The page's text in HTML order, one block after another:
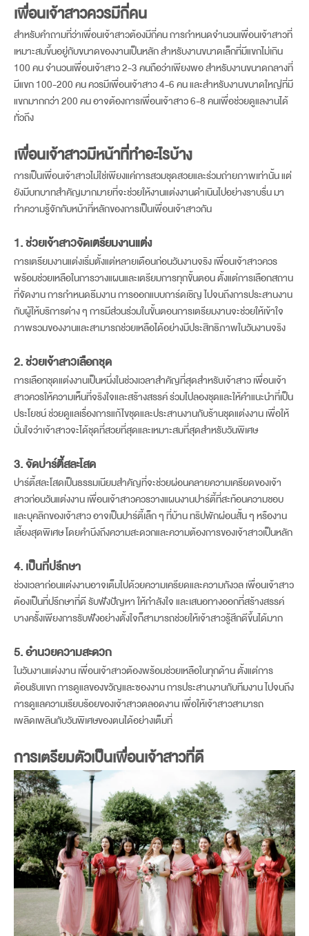
เพื่อนเจ้าสาวควรมีกี่คน
สำหรับคำถามที่ว่าเพื่อนเจ้าสาวต้องมีกี่คน การกำหนดจำนวนเพื่อนเจ้าสาวที่
เหมาะสมขึ้นอยู่กับขนาดของงานเป็นหลัก สำหรับงานขนาดเล็กที่มีแขกไม่เกิน
100 คน จำนวนเพื่อนเจ้าสาว 2-3 คนถือว่าเพียงพอ สำหรับงานขนาดกลางที่
มีแขก 100-200 คน ควรมีเพื่อนเจ้าสาว 4-6 คน และสำหรับงานขนาดใหญ่ที่มี
แขกมากกว่า 200 คน อาจต้องการเพื่อนเจ้าสาว 6-8 คนเพื่อช่วยดูแลงานได้
ทั่วถึง
เพื่อนเจ้าสาวมีหน้าที่ทำอะไรบ้าง
การเป็นเพื่อนเจ้าสาวไม่ใช่เพียงแค่การสวมชุดสวยและร่วมถ่ายภาพเท่านั้น แต่
ยังมีบทบาทสำคัญมากมายที่จะช่วยให้งานแต่งงานดำเนินไปอย่างราบรื่น มา
ทำความรู้จักกับหน้าที่หลักของการเป็นเพื่อนเจ้าสาวกัน
1. ช่วยเจ้าสาวจัดเตรียมงานแต่ง
การเตรียมงานแต่งเริ่มตั้งแต่หลายเดือนก่อนวันงานจริง เพื่อนเจ้าสาวควร
พร้อมช่วยเหลือในการวางแผนและเตรียมการทุกขั้นตอน ตั้งแต่การเลือกสถาน
ที่จัดงาน การกำหนดธีมงาน การออกแบบการ์ดเชิญ ไปจนถึงการประสานงาน
กับผู้ให้บริการต่าง ๆ การมีส่วนร่วมในขั้นตอนการเตรียมงานจะช่วยให้เข้าใจ
ภาพรวมของงานและสามารถช่วยเหลือได้อย่างมีประสิทธิภาพในวันงานจริง
2. ช่วยเจ้าสาวเลือกชุด
การเลือกชุดแต่งงานเป็นหนึ่งในช่วงเวลาสำคัญที่สุดสำหรับเจ้าสาว เพื่อนเจ้า
สาวควรให้ความเห็นที่จริงใจและสร้างสรรค์ ร่วมไปลองชุดและให้คำแนะนำที่เป็น
ประโยชน์ ช่วยดูแลเรื่องการแก้ไขชุดและประสานงานกับร้านชุดแต่งงาน เพื่อให้
มั่นใจว่าเจ้าสาวจะได้ชุดที่สวยที่สุดและเหมาะสมที่สุดสำหรับวันพิเศษ
3. จัดปาร์ตี้สละโสด
ปาร์ตี้สละโสดเป็นธรรมเนียมสำคัญที่จะช่วยผ่อนคลายความเครียดของเจ้า
สาวก่อนวันแต่งงาน เพื่อนเจ้าสาวควรวางแผนงานปาร์ตี้ที่สะท้อนความชอบ
และบุคลิกของเจ้าสาว อาจเป็นปาร์ตี้เล็ก ๆ ที่บ้าน ทริปพักผ่อนสั้น ๆ หรืองาน
เลี้ยงสุดพิเศษ โดยคำนึงถึงความสะดวกและความต้องการของเจ้าสาวเป็นหลัก
4. เป็นที่ปรึกษา
ช่วงเวลาก่อนแต่งงานอาจเต็มไปด้วยความเครียดและความกังวล เพื่อนเจ้าสาว
ต้องเป็นที่ปรึกษาที่ดี รับฟังปัญหา ให้กำลังใจ และเสนอทางออกที่สร้างสรรค์
บางครั้งเพียงการรับฟังอย่างตั้งใจก็สามารถช่วยให้เจ้าสาวรู้สึกดีขึ้นได้มาก
5. อำนวยความสะดวก
ในวันงานแต่งงาน เพื่อนเจ้าสาวต้องพร้อมช่วยเหลือในทุกด้าน ตั้งแต่การ
ต้อนรับแขก การดูแลของขวัญและซองงาน การประสานงานกับทีมงาน ไปจนถึง
การดูแลความเรียบร้อยของเจ้าสาวตลอดงาน เพื่อให้เจ้าสาวสามารถ
เพลิดเพลินกับวันพิเศษของตนได้อย่างเต็มที่
การเตรียมตัวเป็นเพื่อนเจ้าสาวที่ดี